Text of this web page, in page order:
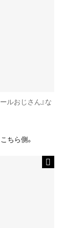
ルおじさん』な
ちら側。